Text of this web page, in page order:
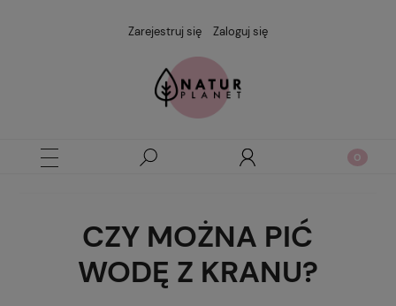
Zarejestruj się Zaloguj się
CZY MOŻNA PIĆ
WODĘ Z KRANU?